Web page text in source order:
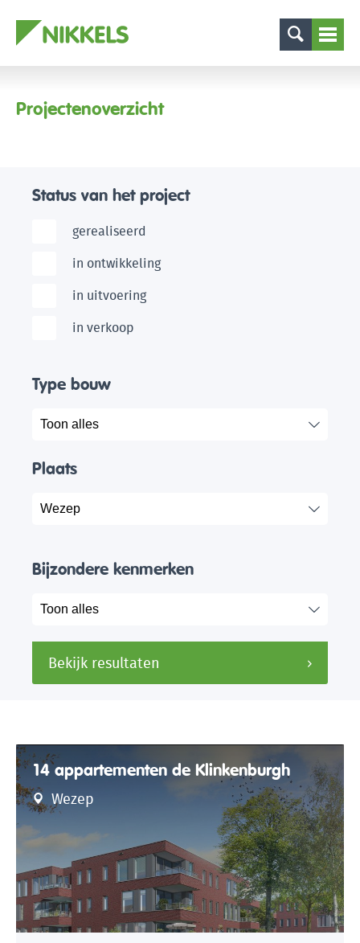
Projectenoverzicht
Status van het project
gerealiseerd
in ontwikkeling
in uitvoering
in verkoop
Type bouw
Plaats
Bijzondere kenmerken
Bekijk resultaten
14 appartementen de Klinkenburgh
Wezep